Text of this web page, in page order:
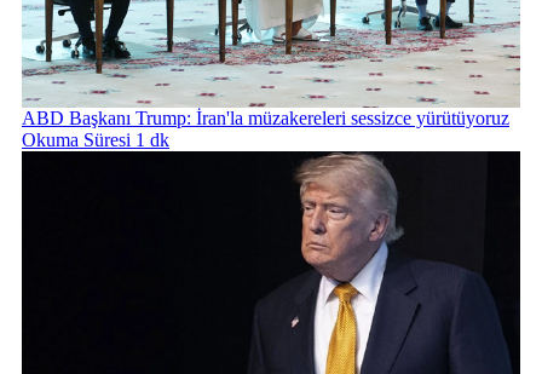
ABD Başkanı Trump: İran'la müzakereleri sessizce yürütüyoruz
Okuma Süresi 1 dk